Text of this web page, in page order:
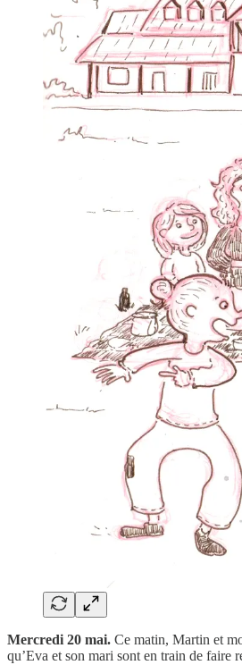
Mercredi 20 mai. Ce matin, Martin et
qu’Eva et son mari sont en train de faire